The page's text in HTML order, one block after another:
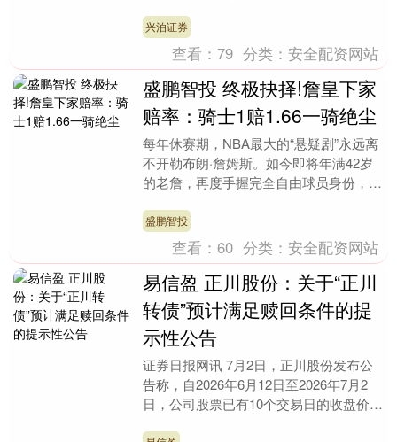
电极高度依赖银....
兴泊证券
查看：79 分类：安全配资网站
盛鹏智投 终极抉择!詹皇下家
赔率：骑士1赔1.66一骑绝尘
每年休赛期，NBA最大的“悬疑剧”永远离
不开勒布朗·詹姆斯。如今即将年满42岁
的老詹，再度手握完全自由球员身份，告
一舞花落谁....
盛鹏智投
查看：60 分类：安全配资网站
易信盈 正川股份：关于“正川
转债”预计满足赎回条件的提
示性公告
证券日报网讯 7月2日，正川股份发布公
告称，自2026年6月12日至2026年7月2
日，公司股票已有10个交易日的收盘价不